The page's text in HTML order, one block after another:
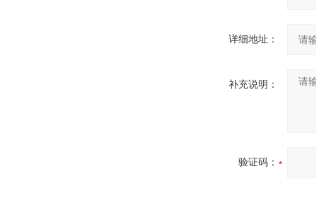
详细地址：
补充说明：
验证码：